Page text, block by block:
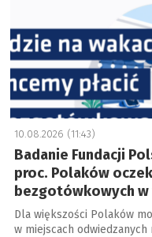
10.08.2026 (11:43)
Badanie Fundacji
proc. Polaków
bezgotówkowych
Dla większości Polaków
w miejscach